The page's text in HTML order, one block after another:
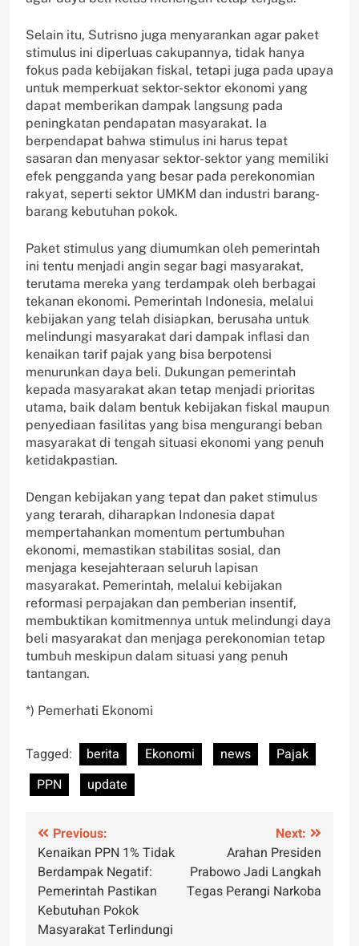
Selain itu, Sutrisno juga menyarankan agar paket
stimulus ini diperluas cakupannya, tidak hanya
fokus pada kebijakan fiskal, tetapi juga pada upaya
untuk memperkuat sektor-sektor ekonomi yang
dapat memberikan dampak langsung pada
peningkatan pendapatan masyarakat. Ia
berpendapat bahwa stimulus ini harus tepat
sasaran dan menyasar sektor-sektor yang memiliki
efek pengganda yang besar pada perekonomian
rakyat, seperti sektor UMKM dan industri barang-
barang kebutuhan pokok.
Paket stimulus yang diumumkan oleh pemerintah
ini tentu menjadi angin segar bagi masyarakat,
terutama mereka yang terdampak oleh berbagai
tekanan ekonomi. Pemerintah Indonesia, melalui
kebijakan yang telah disiapkan, berusaha untuk
melindungi masyarakat dari dampak inflasi dan
kenaikan tarif pajak yang bisa berpotensi
menurunkan daya beli. Dukungan pemerintah
kepada masyarakat akan tetap menjadi prioritas
utama, baik dalam bentuk kebijakan fiskal maupun
penyediaan fasilitas yang bisa mengurangi beban
masyarakat di tengah situasi ekonomi yang penuh
ketidakpastian.
Dengan kebijakan yang tepat dan paket stimulus
yang terarah, diharapkan Indonesia dapat
mempertahankan momentum pertumbuhan
ekonomi, memastikan stabilitas sosial, dan
menjaga kesejahteraan seluruh lapisan
masyarakat. Pemerintah, melalui kebijakan
reformasi perpajakan dan pemberian insentif,
membuktikan komitmennya untuk melindungi daya
beli masyarakat dan menjaga perekonomian tetap
tumbuh meskipun dalam situasi yang penuh
tantangan.
*) Pemerhati Ekonomi
Tagged: berita Ekonomi news
Pajak
PPN
update
Post
navigation
Previous:
Kenaikan PPN 1% Tidak
Berdampak Negatif:
Pemerintah Pastikan
Kebutuhan Pokok
Masyarakat Terlindungi
Next:
Arahan Presiden
Prabowo Jadi Langkah
Tegas Perangi Narkoba